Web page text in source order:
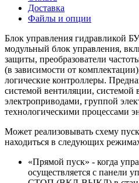
Доставка
Файлы и опции
Блок управления гидравликой
модульный блок управления,
защиты, преобразователи
(в зависимости от
логические контроллеры.
системой вентиляции, системой
электроприводами, группой
технологическими процессами
Может реализовывать схему
находиться в следующих
«Прямой пуск» - когда
осуществляется с панели